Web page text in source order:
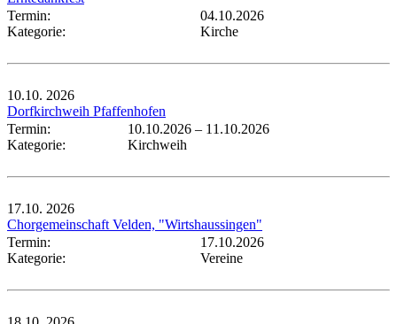
Termin:
04.10.2026
Kategorie:
Kirche
10.10. 2026
Dorfkirchweih Pfaffenhofen
Termin:
10.10.2026 – 11.10.2026
Kategorie:
Kirchweih
17.10. 2026
Chorgemeinschaft Velden, "Wirtshaussingen"
Termin:
17.10.2026
Kategorie:
Vereine